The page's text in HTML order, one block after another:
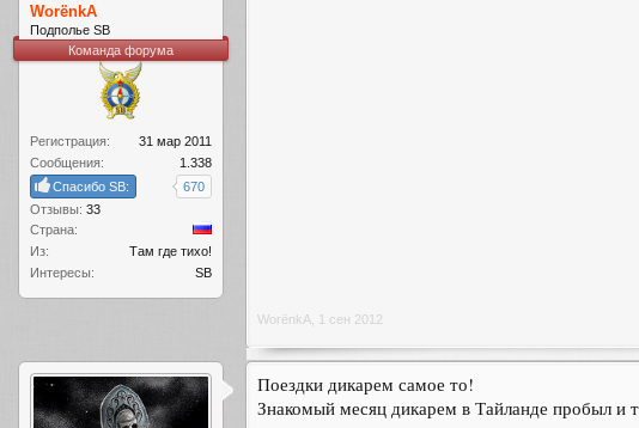
WorёnkA
Подполье SB
Команда форума
Регистрация:
31 мар 2011
Сообщения:
1.338
Спасибо SB:
670
Отзывы: 33
Страна:
Из:
Там где тихо!
Интересы:
SB
WorёnkA 1 сен 2012
Поездки дикарем самое то!
Знакомый месяц дикарем в Тайланде пробыл и